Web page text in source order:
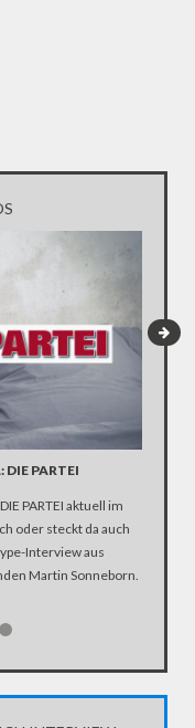
DIE PARTEI
PARTEI aktuell im
oder steckt da auch
Interview aus
Martin Sonneborn.